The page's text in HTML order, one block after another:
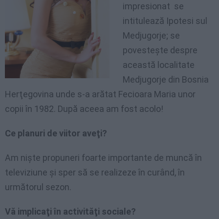
impresionat se
intitulează Ipotesi sul
Medjugorje; se
povesteşte despre
această localitate
Medjugorje din Bosnia
Herţegovina unde s-a arătat Fecioara Maria unor
copii în 1982. După aceea am fost acolo!
Ce planuri de viitor aveţi?
Am nişte propuneri foarte importante de muncă în
televiziune şi sper să se realizeze în curând, în
următorul sezon.
Vă implicaţi în activităţi sociale?